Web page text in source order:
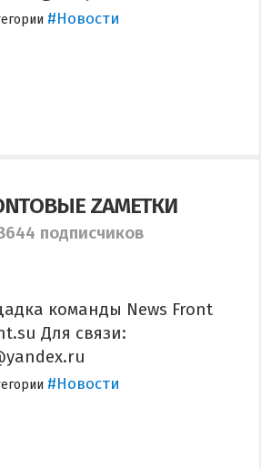
#Новости
ZАМЕТКИ
подписчиков
команды News Front
Для связи:
#Новости